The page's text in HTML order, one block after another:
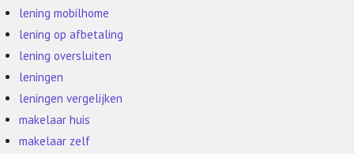
lening mobilhome
lening op afbetaling
lening oversluiten
leningen
leningen vergelijken
makelaar huis
makelaar zelf